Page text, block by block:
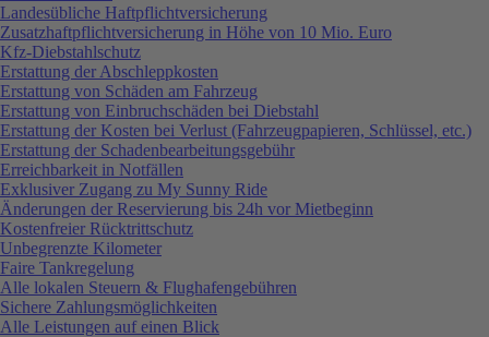
Landesübliche Haftpflichtversicherung
Zusatzhaftpflichtversicherung in Höhe von 10 Mio. Euro
Kfz-Diebstahlschutz
Erstattung der Abschleppkosten
Erstattung von Schäden am Fahrzeug
Erstattung von Einbruchschäden bei Diebstahl
Erstattung der Kosten bei Verlust (Fahrzeugpapieren, Schlüssel, etc.)
Erstattung der Schadenbearbeitungsgebühr
Erreichbarkeit in Notfällen
Exklusiver Zugang zu My Sunny Ride
Änderungen der Reservierung bis 24h vor Mietbeginn
Kostenfreier Rücktrittschutz
Unbegrenzte Kilometer
Faire Tankregelung
Alle lokalen Steuern & Flughafengebühren
Sichere Zahlungsmöglichkeiten
Alle Leistungen auf einen Blick